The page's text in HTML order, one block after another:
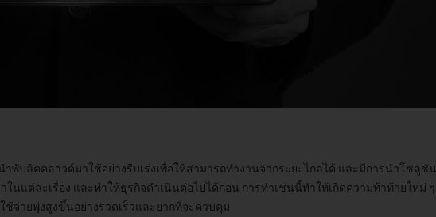
พับลิคคลาวด์มาใช้อย่างรีบเร่งเพื่อให้สามารถทำงานจากระยะไกลได้ และมีการนำโซลูชั
แต่ละเรื่อง และทำให้ธุรกิจดำเนินต่อไปได้ก่อน การทำเช่นนี้ทำให้เกิดความท้าท้ายใหม่
ช้จ่ายพุ่งสูงขึ้นอย่างรวดเร็วและยากที่จะควบคุม